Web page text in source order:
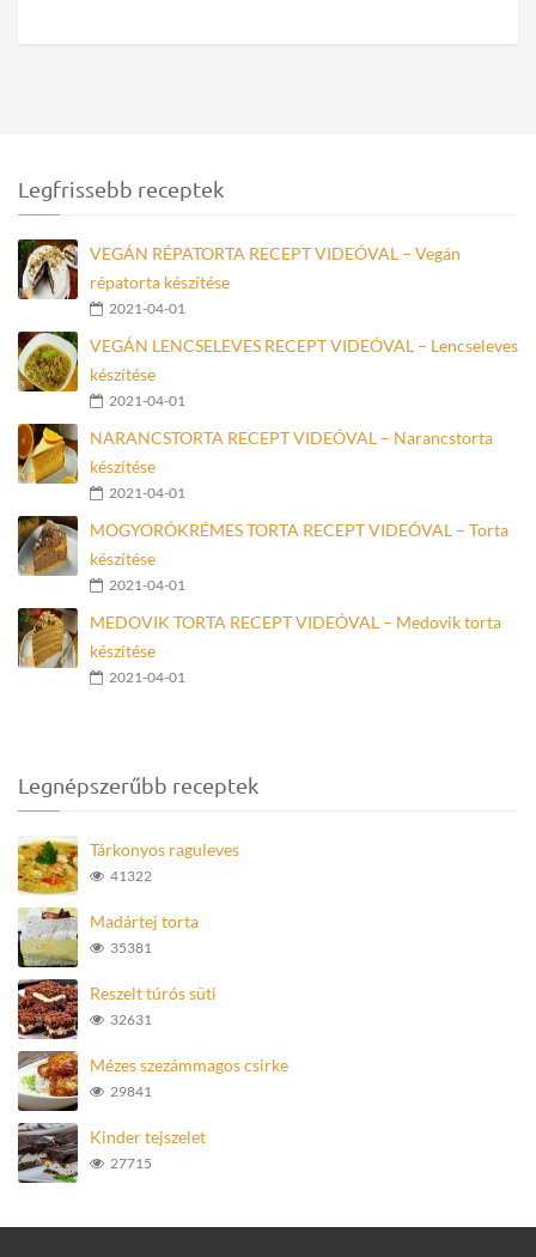
Legfrissebb receptek
VEGÁN RÉPATORTA RECEPT VIDEÓVAL – Vegán
répatorta készítése
2021-04-01
VEGÁN LENCSELEVES RECEPT VIDEÓVAL – Lencseleves
készítése
2021-04-01
NARANCSTORTA RECEPT VIDEÓVAL – Narancstorta
készítése
2021-04-01
MOGYORÓKRÉMES TORTA RECEPT VIDEÓVAL – Torta
készítése
2021-04-01
MEDOVIK TORTA RECEPT VIDEÓVAL – Medovik torta
készítése
2021-04-01
Legnépszerűbb receptek
Tárkonyos raguleves
41322
Madártej torta
35381
Reszelt túrós süti
32631
Mézes szezámmagos csirke
29841
Kinder tejszelet
27715